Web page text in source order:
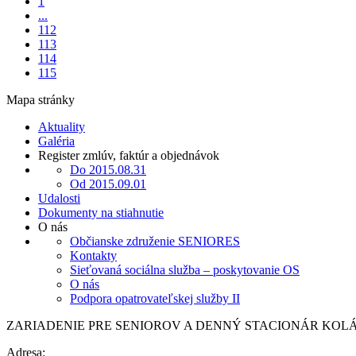
...
112
113
114
115
Mapa stránky
Aktuality
Galéria
Register zmlúv, faktúr a objednávok
Do 2015.08.31
Od 2015.09.01
Udalosti
Dokumenty na stiahnutie
O nás
Občianske združenie SENIORES
Kontakty
Sieťovaná sociálna služba – poskytovanie OS
O nás
Podpora opatrovateľskej služby II
ZARIADENIE PRE SENIOROV A DENNÝ STACIONÁR
Adresa: